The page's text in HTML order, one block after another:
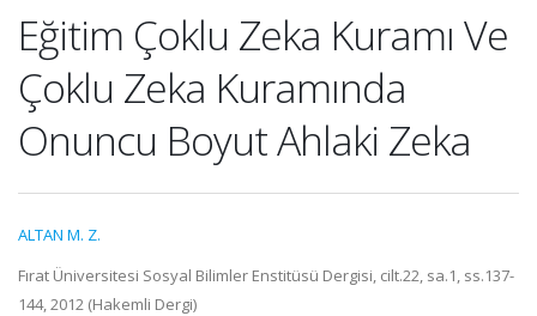
Eğitim Çoklu Zeka Kuramı Ve
Çoklu Zeka Kuramında
Onuncu Boyut Ahlaki Zeka
ALTAN M. Z.
Fırat Üniversitesi Sosyal Bilimler Enstitüsü Dergisi, cilt.22, sa.1, ss.137-
144, 2012 (Hakemli Dergi)